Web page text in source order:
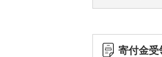
寄付金受